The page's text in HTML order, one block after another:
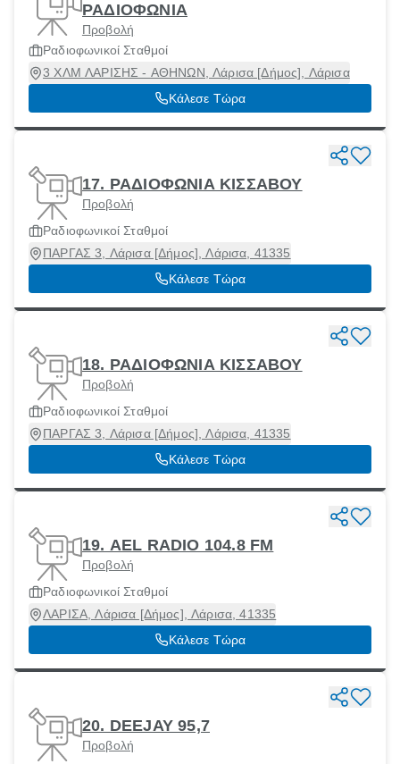
ΡΑΔΙΟΦΩΝΙΑ
Προβολή
Ραδιοφωνικοί Σταθμοί
3 ΧΛΜ ΛΑΡΙΣΗΣ - ΑΘΗΝΩΝ, Λάρισα [Δήμος], Λάρισα
Κάλεσε Τώρα
17. ΡΑΔΙΟΦΩΝΙΑ ΚΙΣΣΑΒΟΥ
Προβολή
Ραδιοφωνικοί Σταθμοί
ΠΑΡΓΑΣ 3, Λάρισα [Δήμος], Λάρισα, 41335
Κάλεσε Τώρα
18. ΡΑΔΙΟΦΩΝΙΑ ΚΙΣΣΑΒΟΥ
Προβολή
Ραδιοφωνικοί Σταθμοί
ΠΑΡΓΑΣ 3, Λάρισα [Δήμος], Λάρισα, 41335
Κάλεσε Τώρα
19. AEL RADIO 104.8 FM
Προβολή
Ραδιοφωνικοί Σταθμοί
ΛΑΡΙΣΑ, Λάρισα [Δήμος], Λάρισα, 41335
Κάλεσε Τώρα
20. DEEJAY 95,7
Προβολή